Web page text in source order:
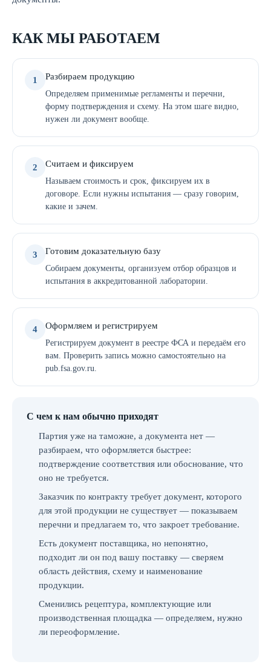
КАК МЫ РАБОТАЕМ
1 Разбираем продукцию
Определяем применимые регламенты и перечни,
форму подтверждения и схему. На этом шаге видно,
нужен ли документ вообще.
2 Считаем и фиксируем
Называем стоимость и срок, фиксируем их в
договоре. Если нужны испытания — сразу говорим,
какие и зачем.
3 Готовим доказательную базу
Собираем документы, организуем отбор образцов и
испытания в аккредитованной лаборатории.
4 Оформляем и регистрируем
Регистрируем документ в реестре ФСА и передаём его
вам. Проверить запись можно самостоятельно на
pub.fsa.gov.ru.
С чем к нам обычно приходят
Партия уже на таможне, а документа нет —
разбираем, что оформляется быстрее:
подтверждение соответствия или обоснование, что
оно не требуется.
Заказчик по контракту требует документ, которого
для этой продукции не существует — показываем
перечни и предлагаем то, что закроет требование.
Есть документ поставщика, но непонятно,
подходит ли он под вашу поставку — сверяем
область действия, схему и наименование
продукции.
Сменились рецептура, комплектующие или
производственная площадка — определяем, нужно
ли переоформление.